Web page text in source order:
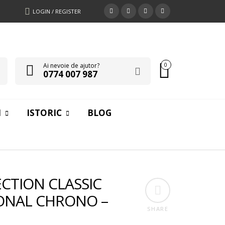
LOGIN / REGISTER
Ai nevoie de ajutor?
0774 007 987
0
ISTORIC BLOG
SHARE
CLASSIC
CHRONO –